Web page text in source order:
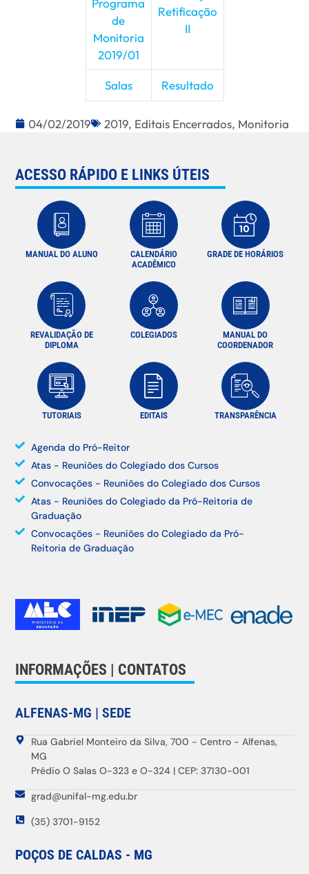
Programa
de
Monitoria
2019/01
Retificação
II
Salas Resultado
04/02/2019 2019, Editais Encerrados, Monitoria
ACESSO RÁPIDO E LINKS ÚTEIS
MANUAL DO ALUNO
CALENDÁRIO
ACADÊMICO
GRADE DE HORÁRIOS
REVALIDAÇÃO DE
DIPLOMA
COLEGIADOS
MANUAL DO
COORDENADOR
TUTORIAIS EDITAIS TRANSPARÊNCIA
Agenda do Pró-Reitor
Atas - Reuniões do Colegiado dos Cursos
Convocações - Reuniões do Colegiado dos Cursos
Atas - Reuniões do Colegiado da Pró-Reitoria de
Graduação
Convocações - Reuniões do Colegiado da Pró-
Reitoria de Graduação
INFORMAÇÕES | CONTATOS
ALFENAS-MG | SEDE
Rua Gabriel Monteiro da Silva, 700 - Centro - Alfenas,
MG
Prédio O Salas O-323 e O-324 | CEP: 37130-001
grad@unifal-mg.edu.br
(35) 3701-9152
POÇOS DE CALDAS - MG